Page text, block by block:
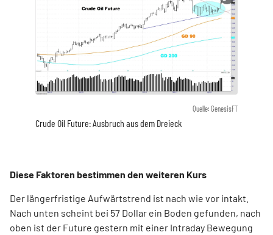
Quelle: GenesisFT
Crude Oil Future: Ausbruch aus dem Dreieck
Diese Faktoren bestimmen den weiteren Kurs
Der längerfristige Aufwärtstrend ist nach wie vor intakt.
Nach unten scheint bei 57 Dollar ein Boden gefunden, nach
oben ist der Future gestern mit einer Intraday Bewegung